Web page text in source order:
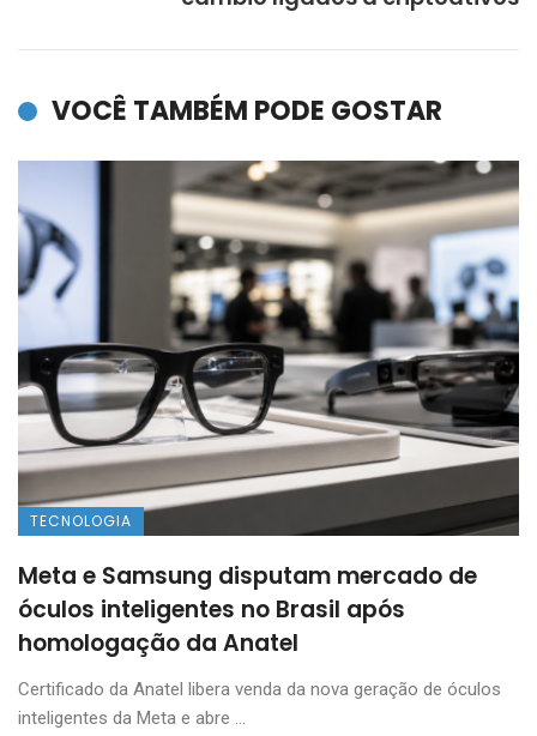
VOCÊ TAMBÉM PODE GOSTAR
TECNOLOGIA
Meta e Samsung disputam mercado de
óculos inteligentes no Brasil após
homologação da Anatel
Certificado da Anatel libera venda da nova geração de óculos
inteligentes da Meta e abre ...